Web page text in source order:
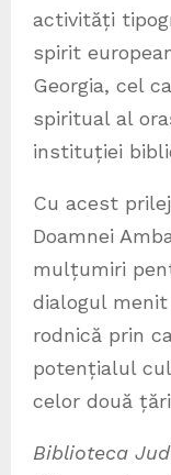
activități
spirit
Georgia, cel
spiritual al
instituției
Cu acest
Doamnei
mulțumiri
dialogul
rodnică prin
potențialul
celor două
Biblioteca